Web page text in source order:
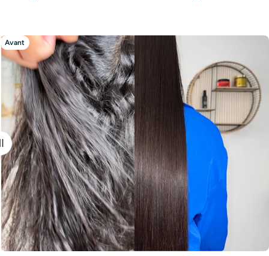
Avant
Après